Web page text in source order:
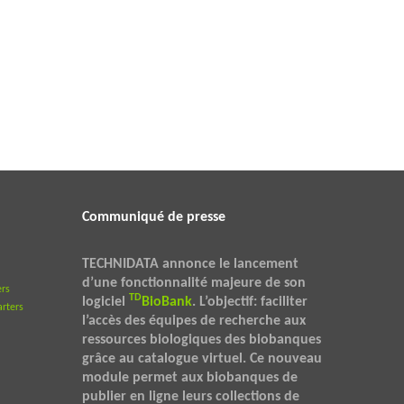
Communiqué de presse
TECHNIDATA annonce le lancement
d’une fonctionnalité majeure de son
logiciel
TD BioBank. L’objectif: faciliter
l’accès des équipes de recherche aux
ressources biologiques des biobanques
grâce au catalogue virtuel. Ce nouveau
module permet aux biobanques de
publier en ligne leurs collections de